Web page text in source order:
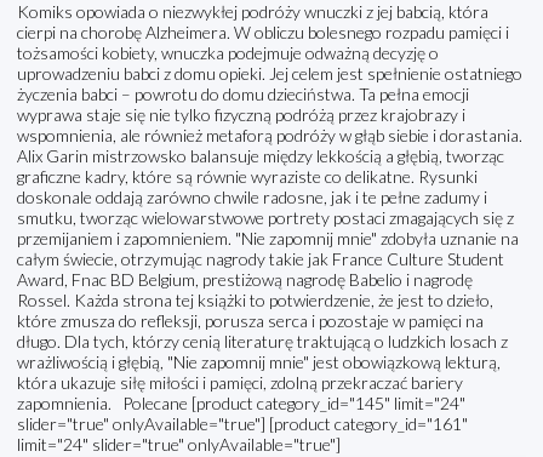
Komiks opowiada o niezwykłej podróży wnuczki z jej babcią, która
cierpi na chorobę Alzheimera. W obliczu bolesnego rozpadu pamięci i
tożsamości kobiety, wnuczka podejmuje odważną decyzję o
uprowadzeniu babci z domu opieki. Jej celem jest spełnienie ostatniego
życzenia babci – powrotu do domu dzieciństwa. Ta pełna emocji
wyprawa staje się nie tylko fizyczną podróżą przez krajobrazy i
wspomnienia, ale również metaforą podróży w głąb siebie i dorastania.
Alix Garin mistrzowsko balansuje między lekkością a głębią, tworząc
graficzne kadry, które są równie wyraziste co delikatne. Rysunki
doskonale oddają zarówno chwile radosne, jak i te pełne zadumy i
smutku, tworząc wielowarstwowe portrety postaci zmagających się z
przemijaniem i zapomnieniem. "Nie zapomnij mnie" zdobyła uznanie na
całym świecie, otrzymując nagrody takie jak France Culture Student
Award, Fnac BD Belgium, prestiżową nagrodę Babelio i nagrodę
Rossel. Każda strona tej książki to potwierdzenie, że jest to dzieło,
które zmusza do refleksji, porusza serca i pozostaje w pamięci na
długo. Dla tych, którzy cenią literaturę traktującą o ludzkich losach z
wrażliwością i głębią, "Nie zapomnij mnie" jest obowiązkową lekturą,
która ukazuje siłę miłości i pamięci, zdolną przekraczać bariery
zapomnienia. Polecane [product category_id="145" limit="24"
slider="true" onlyAvailable="true"] [product category_id="161"
limit="24" slider="true" onlyAvailable="true"]